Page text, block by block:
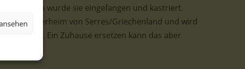
Daraufhin wurde sie eingefangen und kastriert.
Tierheim von Serres/Griechenland und wird
versorgt. Ein Zuhause ersetzen kann das aber